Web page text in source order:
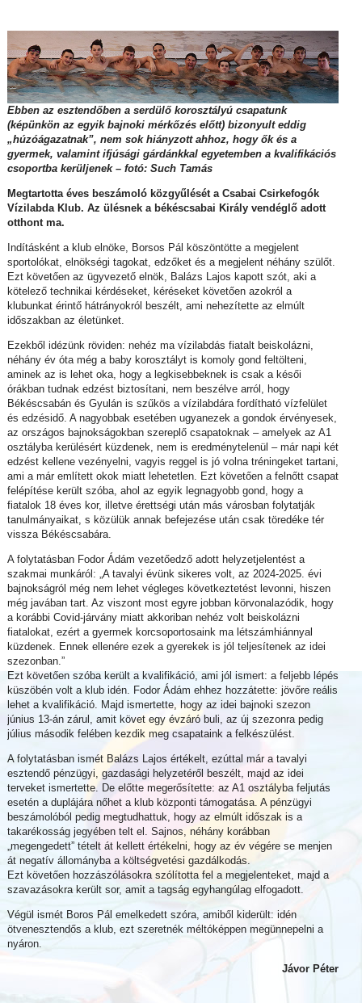
Ebben az esztendőben a serdülő korosztályú csapatunk
(képünkön az egyik bajnoki mérkőzés előtt) bizonyult eddig
„húzóágazatnak”, nem sok hiányzott ahhoz, hogy ők és a
gyermek, valamint ifjúsági gárdánkkal egyetemben a kvalifikációs
csoportba kerüljenek – fotó: Such Tamás
Megtartotta éves beszámoló közgyűlését a Csabai Csirkefogók
Vízilabda Klub. Az ülésnek a békéscsabai Király vendéglő adott
otthont ma.
Indításként a klub elnöke, Borsos Pál köszöntötte a megjelent
sportolókat, elnökségi tagokat, edzőket és a megjelent néhány szülőt.
Ezt követően az ügyvezető elnök, Balázs Lajos kapott szót, aki a
kötelező technikai kérdéseket, kéréseket követően azokról a
klubunkat érintő hátrányokról beszélt, ami nehezítette az elmúlt
időszakban az életünket.
Ezekből idézünk röviden: nehéz ma vízilabdás fiatalt beiskolázni,
néhány év óta még a baby korosztályt is komoly gond feltölteni,
aminek az is lehet oka, hogy a legkisebbeknek is csak a késői
órákban tudnak edzést biztosítani, nem beszélve arról, hogy
Békéscsabán és Gyulán is szűkös a vízilabdára fordítható vízfelület
és edzésidő. A nagyobbak esetében ugyanezek a gondok érvényesek,
az országos bajnokságokban szereplő csapatoknak – amelyek az A1
osztályba kerülésért küzdenek, nem is eredménytelenül – már napi két
edzést kellene vezényelni, vagyis reggel is jó volna tréningeket tartani,
ami a már említett okok miatt lehetetlen. Ezt követően a felnőtt csapat
felépítése került szóba, ahol az egyik legnagyobb gond, hogy a
fiatalok 18 éves kor, illetve érettségi után más városban folytatják
tanulmányaikat, s közülük annak befejezése után csak töredéke tér
vissza Békéscsabára.
A folytatásban Fodor Ádám vezetőedző adott helyzetjelentést a
szakmai munkáról: „A tavalyi évünk sikeres volt, az 2024-2025. évi
bajnokságról még nem lehet végleges következtetést levonni, hiszen
még javában tart. Az viszont most egyre jobban körvonalazódik, hogy
a korábbi Covid-járvány miatt akkoriban nehéz volt beiskolázni
fiatalokat, ezért a gyermek korcsoportosaink ma létszámhiánnyal
küzdenek. Ennek ellenére ezek a gyerekek is jól teljesítenek az idei
szezonban.”
Ezt követően szóba került a kvalifikáció, ami jól ismert: a feljebb lépés
küszöbén volt a klub idén. Fodor Ádám ehhez hozzátette: jövőre reális
lehet a kvalifikáció. Majd ismertette, hogy az idei bajnoki szezon
június 13-án zárul, amit követ egy évzáró buli, az új szezonra pedig
július második felében kezdik meg csapataink a felkészülést.
A folytatásban ismét Balázs Lajos értékelt, ezúttal már a tavalyi
esztendő pénzügyi, gazdasági helyzetéről beszélt, majd az idei
terveket ismertette. De előtte megerősítette: az A1 osztályba feljutás
esetén a duplájára nőhet a klub központi támogatása. A pénzügyi
beszámolóból pedig megtudhattuk, hogy az elmúlt időszak is a
takarékosság jegyében telt el. Sajnos, néhány korábban
„megengedett” tételt át kellett értékelni, hogy az év végére se menjen
át negatív állományba a költségvetési gazdálkodás.
Ezt követően hozzászólásokra szólította fel a megjelenteket, majd a
szavazásokra került sor, amit a tagság egyhangúlag elfogadott.
Végül ismét Boros Pál emelkedett szóra, amiből kiderült: idén
ötvenesztendős a klub, ezt szeretnék méltóképpen megünnepelni a
nyáron.
Jávor Péter